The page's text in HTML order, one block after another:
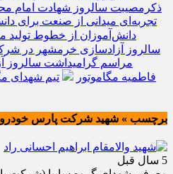
ذکرمصیبت سالروز شهادت امام
تجربه‌ای میدانی از صنعت برای
دانش‌آموزان از خطوط تولید
سالروز آزادسازی خرمشهر در
مراسم گرامیداشت سالروز
فاطمیه مگاموتور
تیم شهدای
برچسب » شهيد شركت پارس خودرو
5 سال قبل